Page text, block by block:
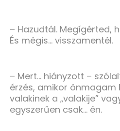
– Hazudtál. Megígérted,
És mégis… visszamentél.
– Mert… hiányzott –
érzés, amikor önmagam
valakinek a „valakije”
egyszerűen csak… én.